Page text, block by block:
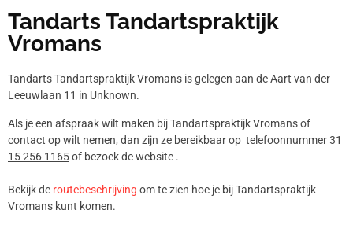
Tandarts Tandartspraktijk
Vromans
Tandarts Tandartspraktijk Vromans is gelegen aan de Aart van der
Leeuwlaan 11 in Unknown.
Als je een afspraak wilt maken bij Tandartspraktijk Vromans of
contact op wilt nemen, dan zijn ze bereikbaar op telefoonnummer31
15 256 1165of bezoek de website .
Bekijk de routebeschrijving om te zien hoe je bij Tandartspraktijk
Vromans kunt komen.